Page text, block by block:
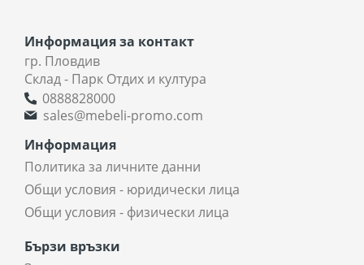
Информация за контакт
гр. Пловдив
Склад - Парк Отдих и култура
0888828000
sales@mebeli-promo.com
Информация
Политика за личните данни
Общи условия - юридически лица
Общи условия - физически лица
Бързи връзки